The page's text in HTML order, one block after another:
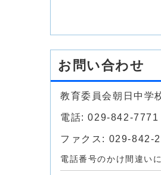
お問い合わせ
教育委員会朝日中学
電話: 029-842-7771
ファクス: 029-842-
電話番号のかけ間違い